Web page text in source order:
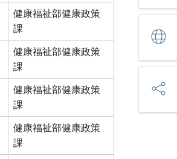
健康福祉部健康政策
課
健康福祉部健康政策
課
健康福祉部健康政策
課
健康福祉部健康政策
課